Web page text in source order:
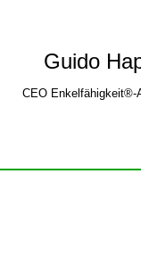
Guido
CEO Enkelfähigkeit®-